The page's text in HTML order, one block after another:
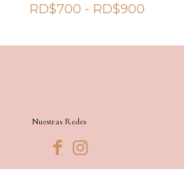
RD$700 - RD$900
desde
Nuestras Redes